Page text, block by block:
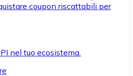
coupon riscattabili per
nel tuo ecosistema.